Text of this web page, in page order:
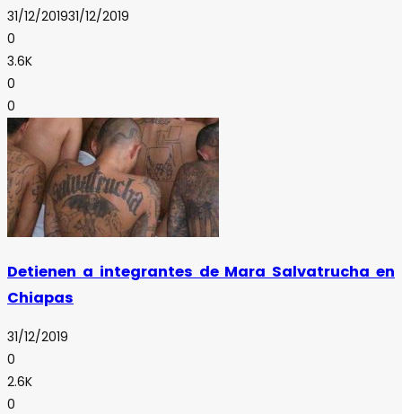
31/12/201931/12/2019
0
3.6K
0
0
Detienen a integrantes de Mara Salvatrucha en
Chiapas
31/12/2019
0
2.6K
0